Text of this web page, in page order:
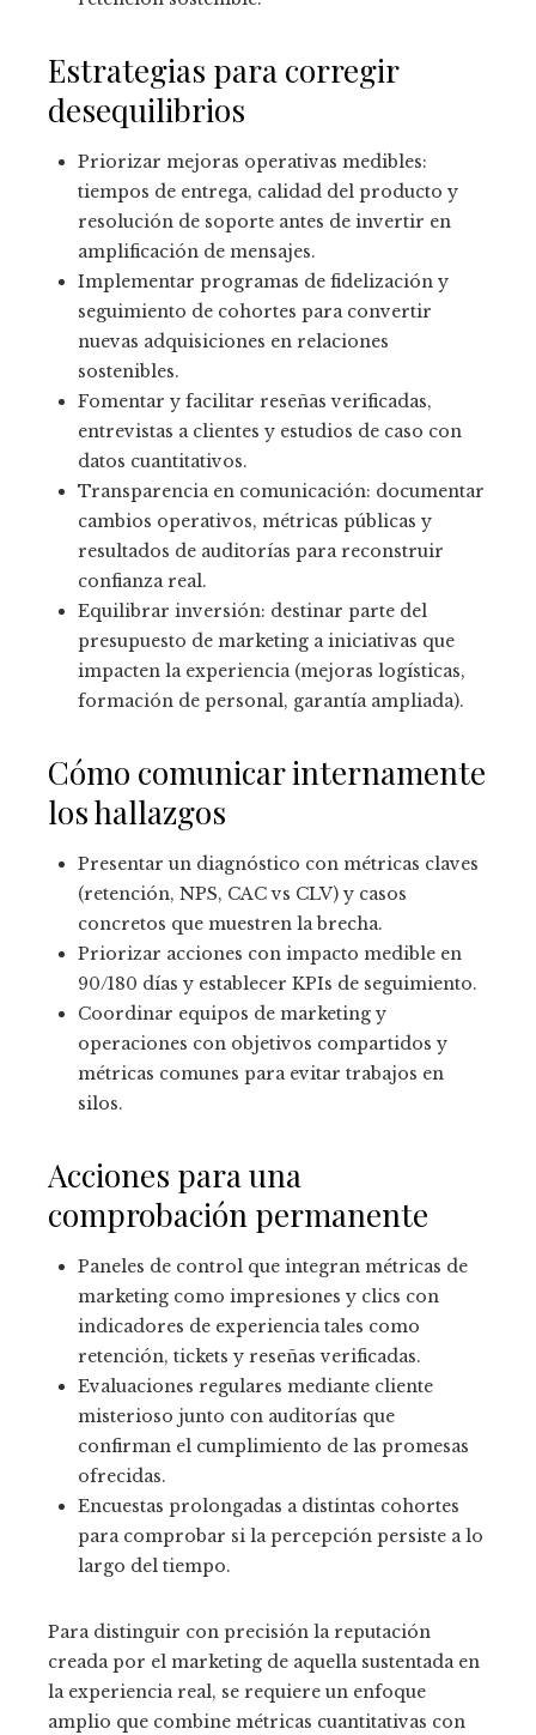
Estrategias para corregir
desequilibrios
Priorizar mejoras operativas medibles:
tiempos de entrega, calidad del producto y
resolución de soporte antes de invertir en
amplificación de mensajes.
Implementar programas de fidelización y
seguimiento de cohortes para convertir
nuevas adquisiciones en relaciones
sostenibles.
Fomentar y facilitar reseñas verificadas,
entrevistas a clientes y estudios de caso con
datos cuantitativos.
Transparencia en comunicación: documentar
cambios operativos, métricas públicas y
resultados de auditorías para reconstruir
confianza real.
Equilibrar inversión: destinar parte del
presupuesto de marketing a iniciativas que
impacten la experiencia (mejoras logísticas,
formación de personal, garantía ampliada).
Cómo comunicar internamente
los hallazgos
Presentar un diagnóstico con métricas claves
(retención, NPS, CAC vs CLV) y casos
concretos que muestren la brecha.
Priorizar acciones con impacto medible en
90/180 días y establecer KPIs de seguimiento.
Coordinar equipos de marketing y
operaciones con objetivos compartidos y
métricas comunes para evitar trabajos en
silos.
Acciones para una
comprobación permanente
Paneles de control que integran métricas de
marketing como impresiones y clics con
indicadores de experiencia tales como
retención, tickets y reseñas verificadas.
Evaluaciones regulares mediante cliente
misterioso junto con auditorías que
confirman el cumplimiento de las promesas
ofrecidas.
Encuestas prolongadas a distintas cohortes
para comprobar si la percepción persiste a lo
largo del tiempo.
Para distinguir con precisión la reputación
creada por el marketing de aquella sustentada en
la experiencia real, se requiere un enfoque
amplio que combine métricas cuantitativas con